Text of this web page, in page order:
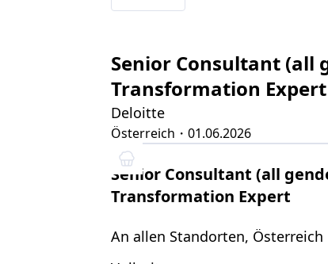
Senior Consultant (all
Transformation Expert
Deloitte
Österreich ・01.06.2026
Senior Consultant (all
Transformation Expert
An allen Standorten, Österreich